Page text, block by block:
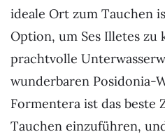
ideale Ort zum Tauchen
Option, um Ses Illetes zu
prachtvolle
wunderbaren Posidonia-
Formentera ist das beste
Tauchen einzuführen,